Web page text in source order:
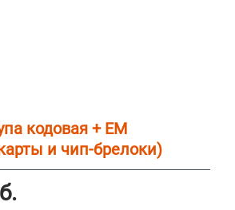
кодовая + EM
и чип-брелоки)